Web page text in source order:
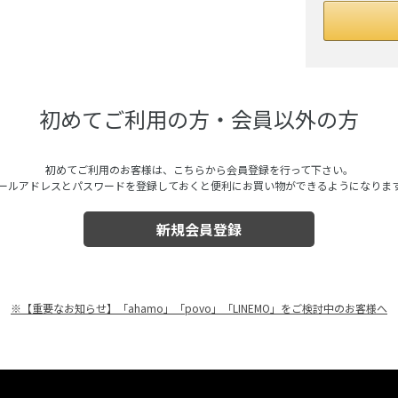
初めてご利用の方・会員以外の方
初めてご利用のお客様は、こちらから会員登録を行って下さい。
ルアドレスとパスワードを登録しておくと便利にお買い物ができるようになりま
※【重要なお知らせ】「ahamo」「povo」「LINEMO」をご検討中のお客様へ